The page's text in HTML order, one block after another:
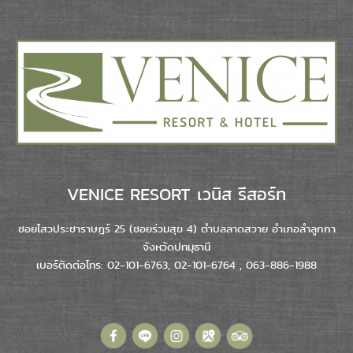
VENICE RESORT เวนิส รีสอร์ท
ซอยไสวประชาราษฎร์ 25 (ซอยร่วมสุข 4) ตำบลลาดสวาย อำเภอลำลูกกา
จังหวัดปทมุธานี
เบอร์ติดต่อโทร: 02-101-6763, 02-101-6764 , 063-886-1988